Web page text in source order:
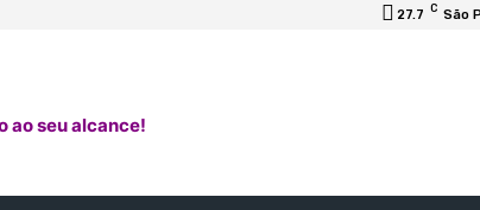
27.7 C São
ao seu alcance!